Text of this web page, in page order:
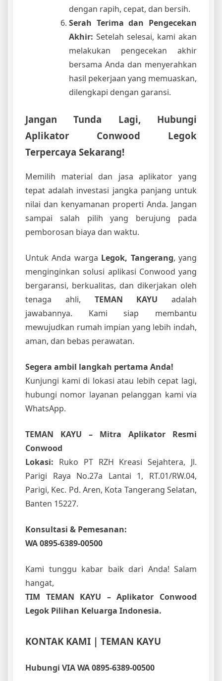
dengan rapih, cepat, dan bersih.
Serah Terima dan Pengecekan
Akhir: Setelah selesai, kami akan
melakukan pengecekan akhir
bersama Anda dan menyerahkan
hasil pekerjaan yang memuaskan,
dilengkapi dengan garansi.
Jangan Tunda Lagi, Hubungi
Aplikator Conwood Legok
Terpercaya Sekarang!
Memilih material dan jasa aplikator yang
tepat adalah investasi jangka panjang untuk
nilai dan kenyamanan properti Anda. Jangan
sampai salah pilih yang berujung pada
pemborosan biaya dan waktu.
Untuk Anda warga Legok, Tangerang, yang
menginginkan solusi aplikasi Conwood yang
bergaransi, berkualitas, dan dikerjakan oleh
tenaga ahli, TEMAN KAYU adalah
jawabannya. Kami siap membantu
mewujudkan rumah impian yang lebih indah,
aman, dan bebas perawatan.
Segera ambil langkah pertama Anda!
Kunjungi kami di lokasi atau lebih cepat lagi,
hubungi nomor layanan pelanggan kami via
WhatsApp.
TEMAN KAYU – Mitra Aplikator Resmi
Conwood
Lokasi: Ruko PT RZH Kreasi Sejahtera, Jl.
Parigi Raya No.27a Lantai 1, RT.01/RW.04,
Parigi, Kec. Pd. Aren, Kota Tangerang Selatan,
Banten 15227.
Konsultasi & Pemesanan:
WA 0895-6389-00500
Kami tunggu kabar baik dari Anda! Salam
hangat,
TIM TEMAN KAYU – Aplikator Conwood
Legok Pilihan Keluarga Indonesia.
KONTAK KAMI | TEMAN KAYU
Hubungi VIA WA 0895-6389-00500